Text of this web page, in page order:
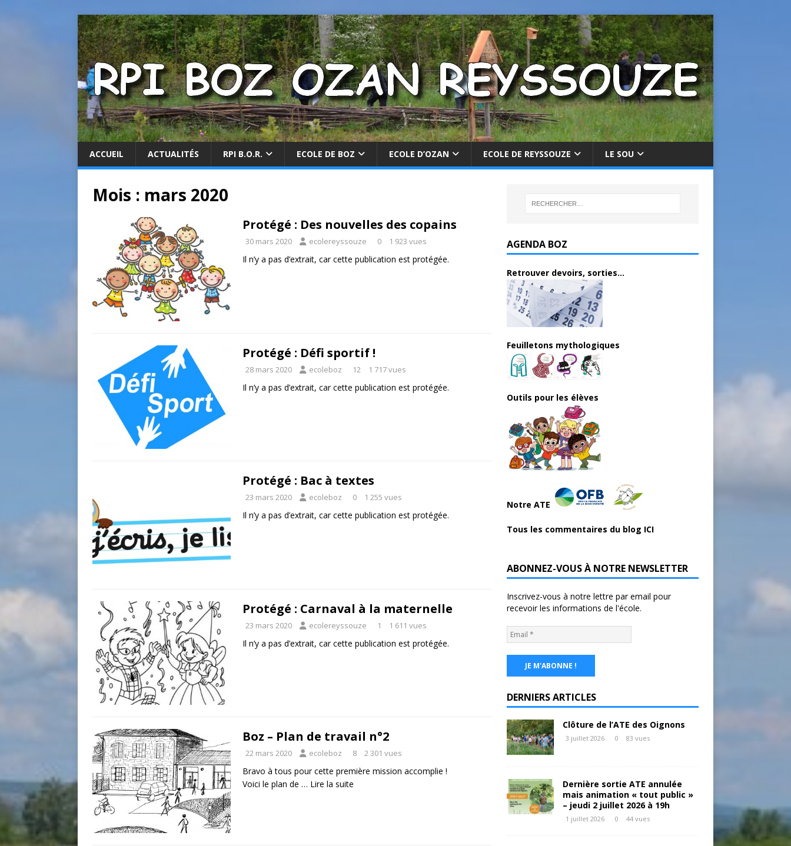
ACCUEIL ACTUALITÉS RPI B.O.R. ECOLE DE BOZ ECOLE D’OZAN ECOLE DE REYSSOUZE LE SOU
Mois : mars 2020
Protégé : Des nouvelles des copains
30 mars 2020 ecolereyssouze 0 1 923 vues
Il n’y a pas d’extrait, car cette publication est protégée.
Protégé : Défi sportif !
28 mars 2020 ecoleboz 12 1 717 vues
Il n’y a pas d’extrait, car cette publication est protégée.
Protégé : Bac à textes
23 mars 2020 ecoleboz 0 1 255 vues
Il n’y a pas d’extrait, car cette publication est protégée.
Protégé : Carnaval à la maternelle
23 mars 2020 ecolereyssouze 1 1 611 vues
Il n’y a pas d’extrait, car cette publication est protégée.
Boz – Plan de travail n°2
22 mars 2020 ecoleboz 8 2 301 vues
Bravo à tous pour cette première mission accomplie !
Voici le plan de … Lire la suite
AGENDA BOZ
Retrouver devoirs, sorties...
Feuilletons mythologiques
Outils pour les élèves
Notre ATE
Tous les commentaires du blog ICI
ABONNEZ-VOUS À NOTRE NEWSLETTER
Inscrivez-vous à notre lettre par email pour
recevoir les informations de l'école.
DERNIERS ARTICLES
Clôture de l’ATE des Oignons
3 juillet 2026 0 83 vues
Dernière sortie ATE annulée
mais animation « tout public »
– jeudi 2 juillet 2026 à 19h
1 juillet 2026 0 44 vues